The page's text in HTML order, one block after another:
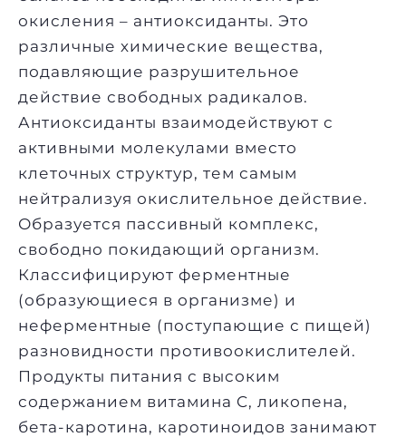
окисления – антиоксиданты. Это
различные химические вещества,
подавляющие разрушительное
действие свободных радикалов.
Антиоксиданты взаимодействуют с
активными молекулами вместо
клеточных структур, тем самым
нейтрализуя окислительное действие.
Образуется пассивный комплекс,
свободно покидающий организм.
Классифицируют ферментные
(образующиеся в организме) и
неферментные (поступающие с пищей)
разновидности противоокислителей.
Продукты питания с высоким
содержанием витамина C, ликопена,
бета-каротина, каротиноидов занимают